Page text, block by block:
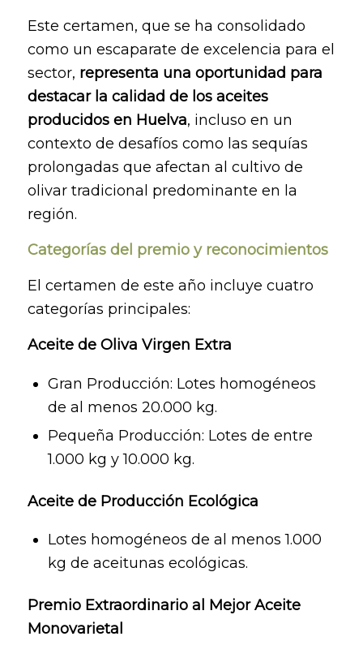
Este certamen, que se ha consolidado
como un escaparate de excelencia para el
sector, representa una oportunidad para
destacar la calidad de los aceites
producidos en Huelva, incluso en un
contexto de desafíos como las sequías
prolongadas que afectan al cultivo de
olivar tradicional predominante en la
región.
Categorías del premio y reconocimientos
El certamen de este año incluye cuatro
categorías principales:
Aceite de Oliva Virgen Extra
Gran Producción: Lotes homogéneos
de al menos 20.000 kg.
Pequeña Producción: Lotes de entre
1.000 kg y 10.000 kg.
Aceite de Producción Ecológica
Lotes homogéneos de al menos 1.000
kg de aceitunas ecológicas.
Premio Extraordinario al Mejor Aceite
Monovarietal